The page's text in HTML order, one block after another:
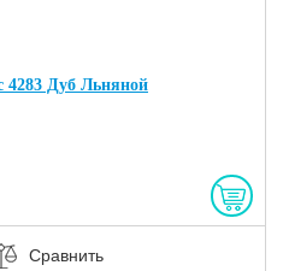
4283 Дуб Льняной
Сравнить